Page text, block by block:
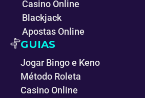
Casino Online
Blackjack
Apostas Online
GUIAS
Jogar Bingo e Keno
Método Roleta
Casino Online